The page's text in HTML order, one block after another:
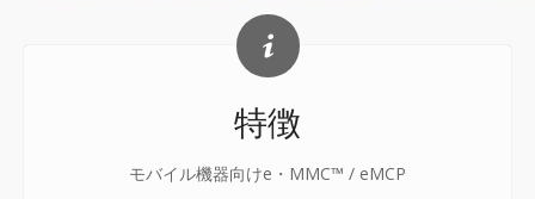
特徴
モバイル機器向けe ・MMC™ / eMCP